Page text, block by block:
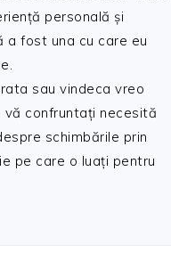
personală și
a fost una cu care eu
sau vindeca vreo
confruntați necesită
schimbările prin
pe care o luați pentru